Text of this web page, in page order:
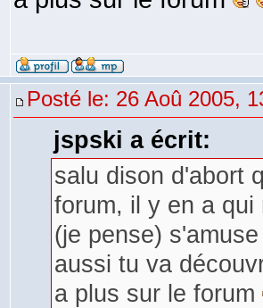
Posté le: 26 Aoû 2005,
jspski a écrit:
salu dison d'abort
forum, il y en a
(je pense)
aussi tu va
a plus sur le forum